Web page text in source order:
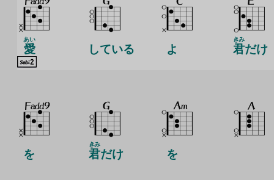
愛
あい
している よ 君
きみ
だけ
を 君
きみ
だけ を